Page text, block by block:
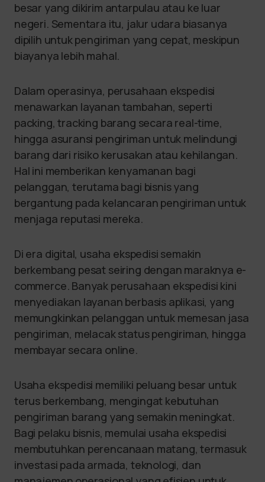
besar yang dikirim antarpulau atau ke luar
negeri. Sementara itu, jalur udara biasanya
dipilih untuk pengiriman yang cepat, meskipun
biayanya lebih mahal.
Dalam operasinya, perusahaan ekspedisi
menawarkan layanan tambahan, seperti
packing, tracking barang secara real-time,
hingga asuransi pengiriman untuk melindungi
barang dari risiko kerusakan atau kehilangan.
Hal ini memberikan kenyamanan bagi
pelanggan, terutama bagi bisnis yang
bergantung pada kelancaran pengiriman untuk
menjaga reputasi mereka.
Di era digital, usaha ekspedisi semakin
berkembang pesat seiring dengan maraknya e-
commerce. Banyak perusahaan ekspedisi kini
menyediakan layanan berbasis aplikasi, yang
memungkinkan pelanggan untuk memesan jasa
pengiriman, melacak status pengiriman, hingga
membayar secara online.
Usaha ekspedisi memiliki peluang besar untuk
terus berkembang, mengingat kebutuhan
pengiriman barang yang semakin meningkat.
Bagi pelaku bisnis, memulai usaha ekspedisi
membutuhkan perencanaan matang, termasuk
investasi pada armada, teknologi, dan